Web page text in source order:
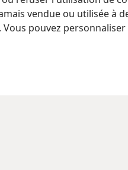
vendue ou utilisée à
. Vous pouvez